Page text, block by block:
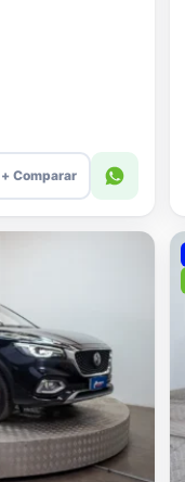
+ Comparar